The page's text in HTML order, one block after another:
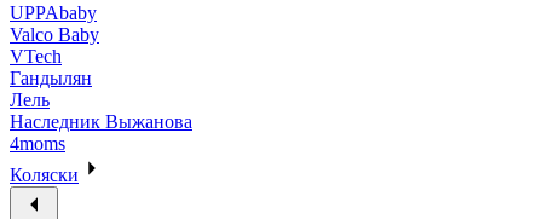
UPPAbaby
Valco Baby
VTech
Гандылян
Лель
Наследник Выжанова
4moms
Коляски